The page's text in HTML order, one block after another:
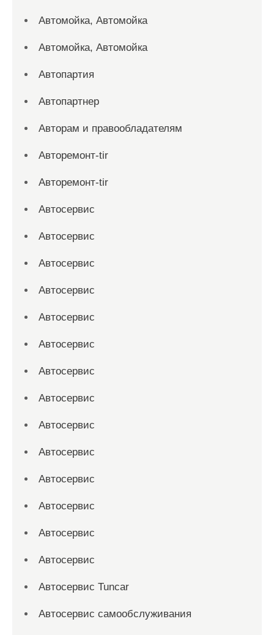
Автомойка, Автомойка
Автомойка, Автомойка
Автопартия
Автопартнер
Авторам и правообладателям
Авторемонт-tir
Авторемонт-tir
Автосервис
Автосервис
Автосервис
Автосервис
Автосервис
Автосервис
Автосервис
Автосервис
Автосервис
Автосервис
Автосервис
Автосервис
Автосервис
Автосервис
Автосервис Tuncar
Автосервис самообслуживания